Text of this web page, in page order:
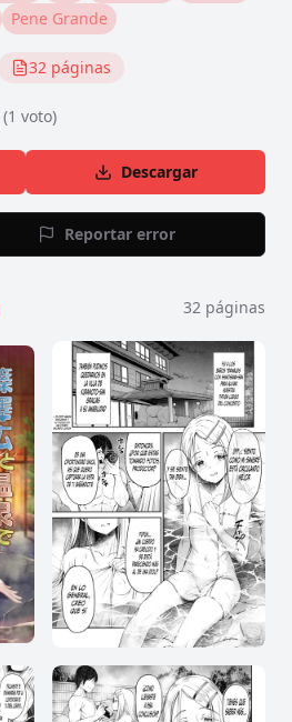
Pene Grande
32 páginas
(1 voto)
Descargar
Reportar error
32 páginas